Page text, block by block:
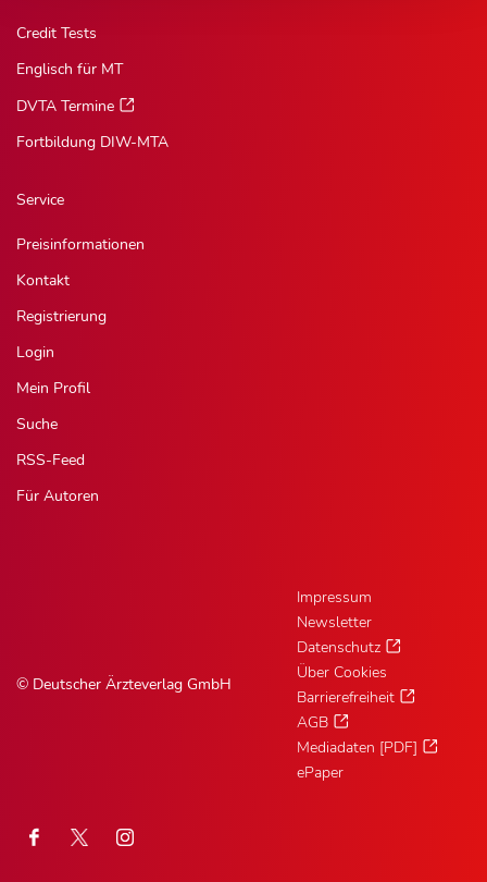
Credit Tests
Englisch für MT
DVTA Termine
Fortbildung DIW-MTA
Service
Preisinformationen
Kontakt
Registrierung
Login
Mein Profil
Suche
RSS-Feed
Für Autoren
© Deutscher Ärzteverlag GmbH
Impressum
Newsletter
Datenschutz
Über Cookies
Barrierefreiheit
AGB
Mediadaten [PDF]
ePaper